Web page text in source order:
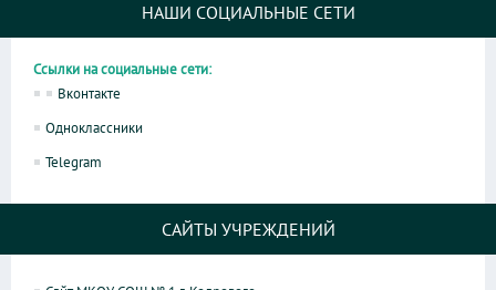
НАШИ СОЦИАЛЬНЫЕ СЕТИ
Ссылки на социальные сети:
Вконтакте
Одноклассники
Telegram
САЙТЫ УЧРЕЖДЕНИЙ